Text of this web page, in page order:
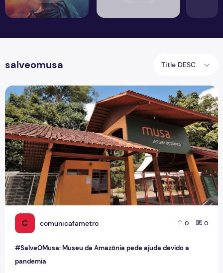
salveomusa Title DESC
C comunicafametro 0 0
#SalveOMusa: Museu da Amazônia pede ajuda devido a
pandemia
#SalveOMusa: Museu da Amazônia pede ajuda devido a